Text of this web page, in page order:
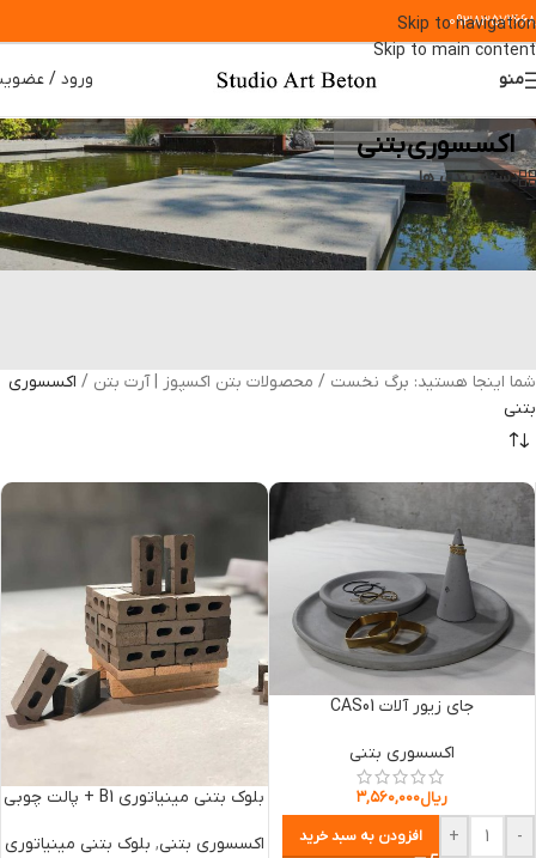
Skip to navigation
Skip to main content
09383572668
منو ورود /
اکسسوری بتنی
دسته بندی ها
شما اینجا هستید: برگ نخست / محصولات بتن اکسپوز | آرت بتن / اکسسوری
بتنی
جای زیور آلات CAS01
اکسسوری بتنی
ریال۳,۵۶۰,۰۰۰
-
+ افزودن به سبد خرید
بلوک بتنی مینیاتوری B1 + پالت چوبی
اکسسوری بتنی, بلوک بتنی مینیاتوری